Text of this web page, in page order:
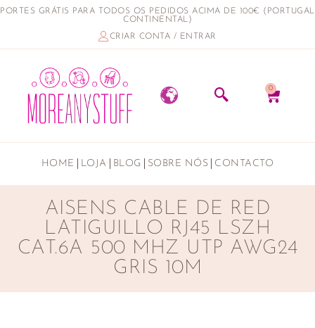
PORTES GRÁTIS PARA TODOS OS PEDIDOS ACIMA DE 100€ (PORTUGAL
CONTINENTAL)
CRIAR CONTA / ENTRAR
0
HOME LOJA BLOG SOBRE NÓS CONTACTO
AISENS CABLE DE RED
LATIGUILLO RJ45 LSZH
CAT.6A 500 MHZ UTP AWG24
GRIS 10M